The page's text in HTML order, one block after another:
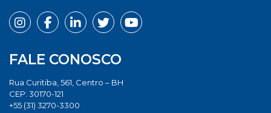
FALE CONOSCO
Rua Curitiba, 561, Centro – BH
CEP: 30170-121
+55 (31) 3270-3300